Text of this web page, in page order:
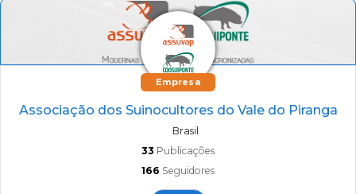
Empresa
Associação dos Suinocultores do Vale do Piranga
Brasil
33 Publicações
166 Seguidores